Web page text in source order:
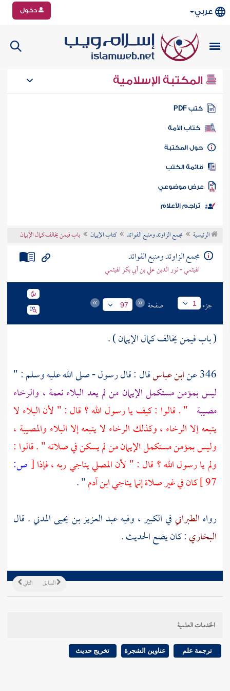
عربي دخول
المكتبة الإسلامية
كتب PDF
كتاب الأمة
المكتبة
الكتب
موضوعي
تراجم الأعلام
الرئيسية مجمع الزاوئد ومنبع الفوائد كتاب الإيمان باب فيمن يخالف كمال الإيمان
مجمع الزاوئد ومنبع الفوائد
الهيثمي - نور الدين علي بن أبي بكر الهيثمي
جزء 1 صفحة 97
( باب فيمن يخالف كمال الإيمان ) .
346 عن
ابن عباسقال : قال رسول - صلى الله عليه وسلم : "
ليس بمؤمن مستكمل الإيمان من لم يعد البلاء نعمة ، والرخاء
مصيبة " . قالوا : كيف يا رسول الله ؟ قال : " لأن البلاء لا
يتبعه إلا الرخاء ، وكذلك الرخاء لا يتبعه إلا البلاء والمصيبة ،
وليس بمؤمن مستكمل الإيمان من لم يسكن في صلاته " . قالوا :
ولم يا رسول الله ؟ قال : " لأن المصلي يناجي ربه ، فإذا[ص:
97 ] كان في غير صلاة إنما يناجي ابن آدم" .
رواه الطبرانيفي الكبير ، وفيهعبد العزيز بن يحيى المدني. قال
البخاري: كان يضع الحديث .
التالي السابق
الخدمات العلمية
ترجمة علم عناوين الشجرة تخريج حديث